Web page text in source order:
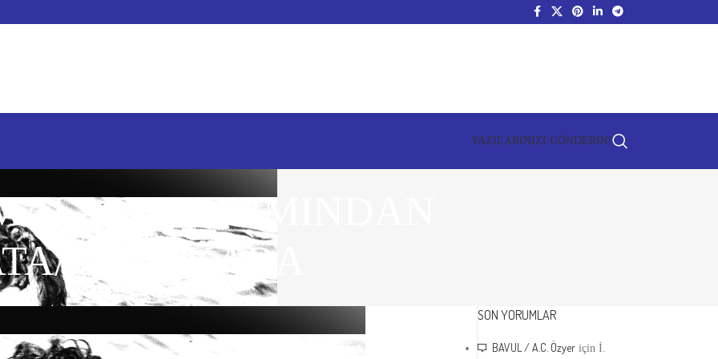
YAZILARINIZI GÖNDERİN!
BAKIMINDAN
Deniz KARA
SON YORUMLAR
BAVUL / A.C. Özyer içinİ.